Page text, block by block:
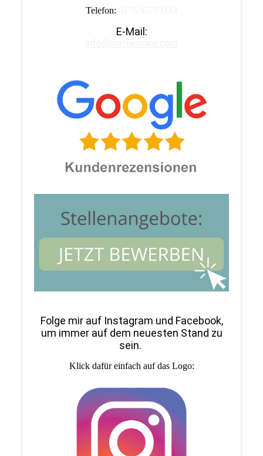
Telefon:
E-Mail:
Folge mir auf Instagram und Facebook,
um immer auf dem neuesten Stand zu
sein.
Klick dafür einfach auf das Logo: